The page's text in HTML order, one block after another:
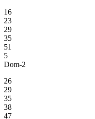
16
23
29
35
51
5
Dom-2
26
29
35
38
47